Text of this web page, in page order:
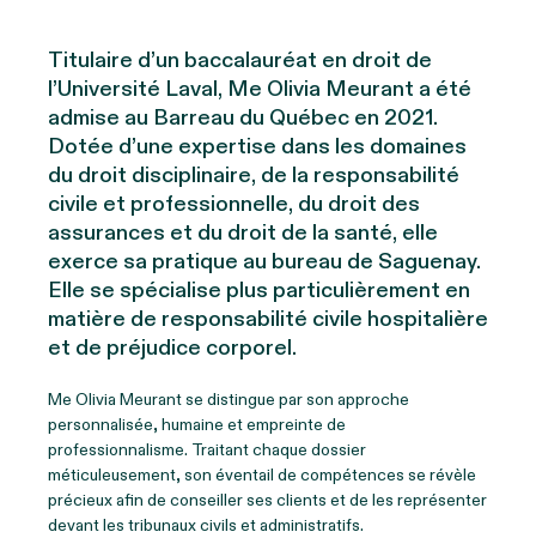
Titulaire d’un baccalauréat en droit de
l’Université Laval, Me Olivia Meurant a été
admise au Barreau du Québec en 2021.
Dotée d’une expertise dans les domaines
du droit disciplinaire, de la responsabilité
civile et professionnelle, du droit des
assurances et du droit de la santé, elle
exerce sa pratique au bureau de Saguenay.
Elle se spécialise plus particulièrement en
matière de responsabilité civile hospitalière
et de préjudice corporel.
Me Olivia Meurant se distingue par son approche
personnalisée, humaine et empreinte de
professionnalisme. Traitant chaque dossier
méticuleusement, son éventail de compétences se révèle
précieux afin de conseiller ses clients et de les représenter
devant les tribunaux civils et administratifs.